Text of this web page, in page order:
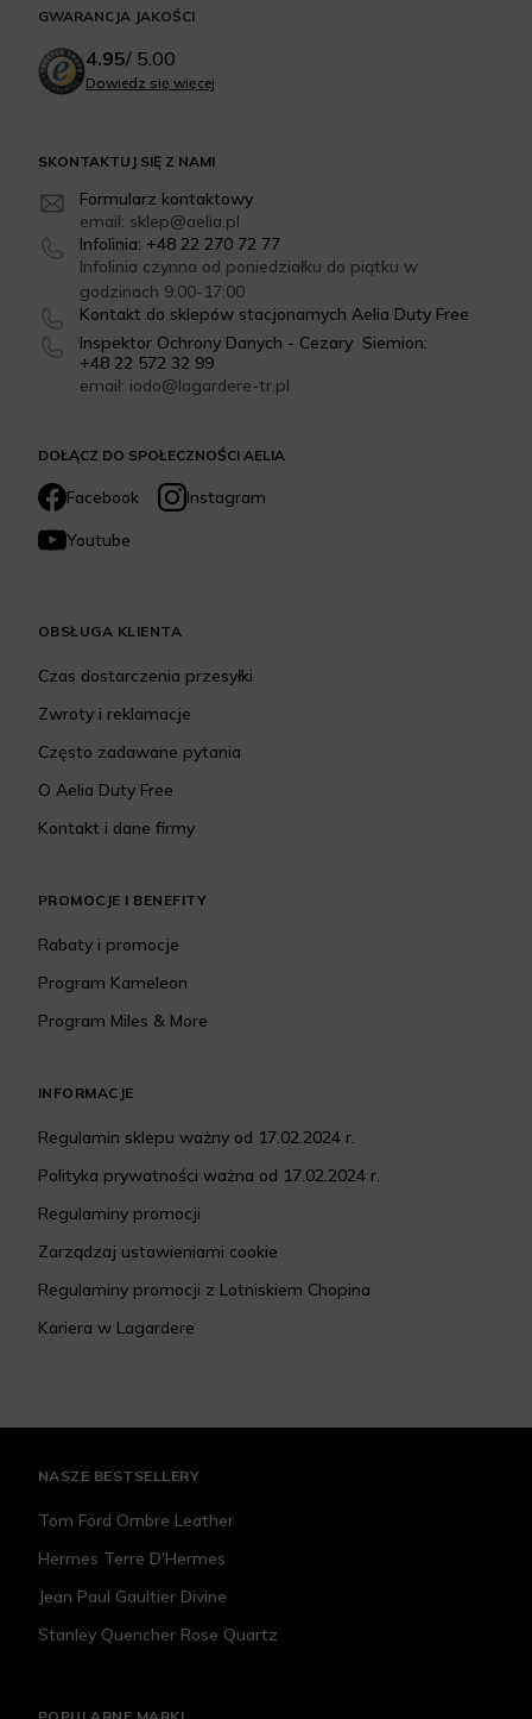
DOŁĄCZ DO SPOŁECZNOŚCI AELIA
Facebook
Instagram
Youtube
SKONTAKTUJ SIĘ Z NAMI
Formularz kontaktowy
email: sklep@aelia.pl
Infolinia: +48 22 270 72 77
Infolinia czynna od poniedziałku do piątku w
godzinach 9:00-17:00
Kontakt do sklepów stacjonarnych Aelia Duty Free
Inspektor Ochrony Danych - Cezary Siemion:
+48 22 572 32 99
email: iodo@lagardere-tr.pl
OBSŁUGA KLIENTA
Czas dostarczenia przesyłki
Zwroty i reklamacje
Często zadawane pytania
O Aelia Duty Free
Kontakt i dane firmy
PROMOCJE I BENEFITY
Rabaty i promocje
Program Kameleon
Program Miles & More
INFORMACJE
Regulamin sklepu ważny od 17.02.2024 r.
Polityka prywatności ważna od 17.02.2024 r.
Regulaminy promocji
Zarządzaj ustawieniami cookie
Regulaminy promocji z Lotniskiem Chopina
Kariera w Lagardere
GWARANCJA JAKOŚCI
4.95/ 5.00
Dowiedz się więcej
NASZE BESTSELLERY
Tom Ford Ombre Leather
Hermes Terre D'Hermes
Jean Paul Gaultier Divine
Stanley Quencher Rose Quartz